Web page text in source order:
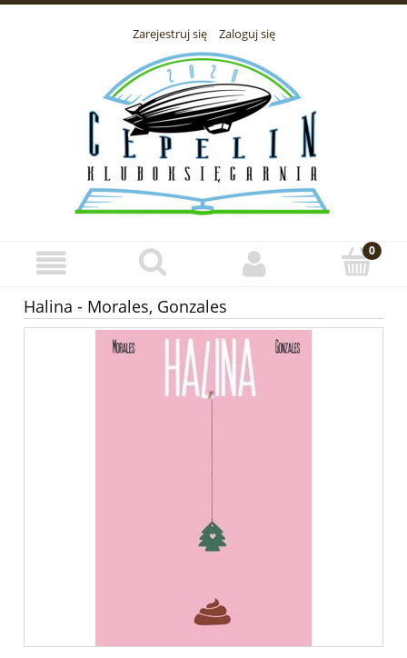
Zarejestruj się Zaloguj się
Halina - Morales, Gonzales